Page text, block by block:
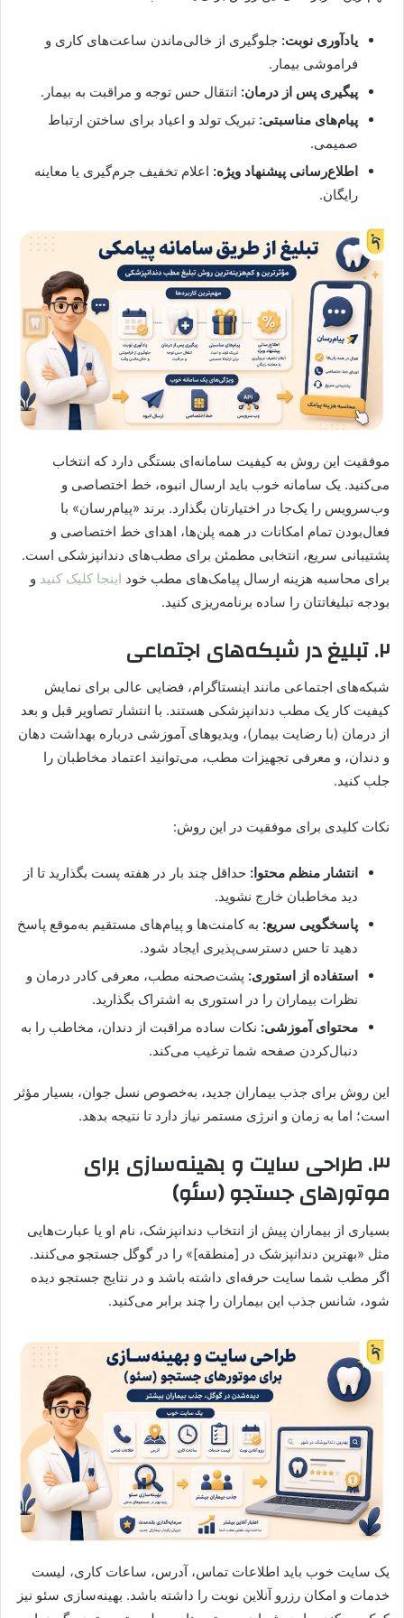
یادآوری نوبت: جلوگیری از خالی‌ماندن ساعت‌های کاری و
فراموشی بیمار.
پیگیری پس از درمان: انتقال حس توجه و مراقبت به بیمار.
پیام‌های مناسبتی: تبریک تولد و اعیاد برای ساختن ارتباط
صمیمی.
اطلاع‌رسانی پیشنهاد ویژه: اعلام تخفیف جرم‌گیری یا معاینه
رایگان.
موفقیت این روش به کیفیت سامانه‌ای بستگی دارد که انتخاب
می‌کنید. یک سامانه خوب باید ارسال انبوه، خط اختصاصی و
وب‌سرویس را یک‌جا در اختیارتان بگذارد. برند «پیام‌رسان» با
فعال‌بودن تمام امکانات در همه پلن‌ها، اهدای خط اختصاصی و
پشتیبانی سریع، انتخابی مطمئن برای مطب‌های دندانپزشکی است.
برای محاسبه هزینه ارسال پیامک‌های مطب خود اینجا کلیک کنید و
بودجه تبلیغاتتان را ساده برنامه‌ریزی کنید.
۲. تبلیغ در شبکه‌های اجتماعی
شبکه‌های اجتماعی مانند اینستاگرام، فضایی عالی برای نمایش
کیفیت کار یک مطب دندانپزشکی هستند. با انتشار تصاویر قبل و بعد
از درمان (با رضایت بیمار)، ویدیوهای آموزشی درباره بهداشت دهان
و دندان، و معرفی تجهیزات مطب، می‌توانید اعتماد مخاطبان را
جلب کنید.
نکات کلیدی برای موفقیت در این روش:
انتشار منظم محتوا: حداقل چند بار در هفته پست بگذارید تا از
دید مخاطبان خارج نشوید.
پاسخگویی سریع: به کامنت‌ها و پیام‌های مستقیم به‌موقع پاسخ
دهید تا حس دسترسی‌پذیری ایجاد شود.
استفاده از استوری: پشت‌صحنه مطب، معرفی کادر درمان و
نظرات بیماران را در استوری به اشتراک بگذارید.
محتوای آموزشی: نکات ساده مراقبت از دندان، مخاطب را به
دنبال‌کردن صفحه شما ترغیب می‌کند.
این روش برای جذب بیماران جدید، به‌خصوص نسل جوان، بسیار مؤثر
است؛ اما به زمان و انرژی مستمر نیاز دارد تا نتیجه بدهد.
۳. طراحی سایت و بهینه‌سازی برای
موتورهای جستجو (سئو)
بسیاری از بیماران پیش از انتخاب دندانپزشک، نام او یا عبارت‌هایی
مثل «بهترین دندانپزشک در [منطقه]» را در گوگل جستجو می‌کنند.
اگر مطب شما سایت حرفه‌ای داشته باشد و در نتایج جستجو دیده
شود، شانس جذب این بیماران را چند برابر می‌کنید.
یک سایت خوب باید اطلاعات تماس، آدرس، ساعات کاری، لیست
خدمات و امکان رزرو آنلاین نوبت را داشته باشد. بهینه‌سازی سئو نیز